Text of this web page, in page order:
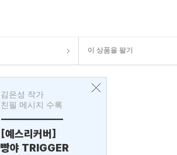
이 상품을 팔기
김은성 작가
친필 메시지 수록
---------------
[예스리커버]
빵야 TRIGGER